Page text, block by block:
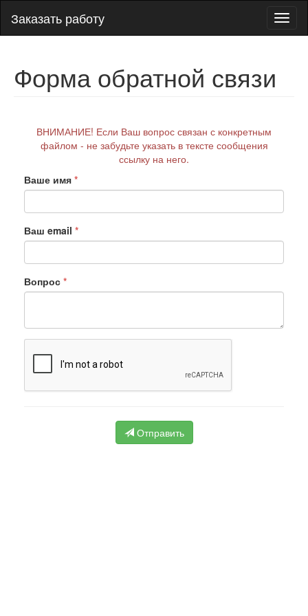
Заказать работу
Форма обратной связи
ВНИМАНИЕ! Если Ваш вопрос связан с конкретным
файлом - не забудьте указать в тексте сообщения
ссылку на него.
Ваше имя *
Ваш email *
Вопрос *
Отправить